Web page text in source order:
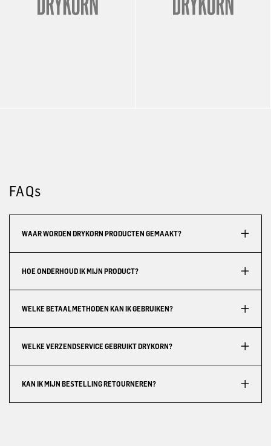
FAQs
WAAR WORDEN DRYKORN PRODUCTEN GEMAAKT?
HOE ONDERHOUD IK MIJN PRODUCT?
WELKE BETAALMETHODEN KAN IK GEBRUIKEN?
WELKE VERZENDSERVICE GEBRUIKT DRYKORN?
KAN IK MIJN BESTELLING RETOURNEREN?